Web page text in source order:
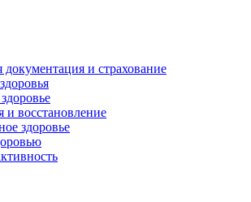
и страхование
и восстановление
здоровье